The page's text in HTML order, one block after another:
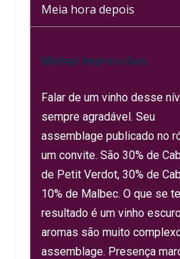
Meia hora depois
Minhas impressões
Falar de um vinho desse
sempre agradável. Seu
assemblage publicado no
um convite. São 30% de
de Petit Verdot, 30% de
10% de Malbec. O que se
resultado é um vinho
aromas são muito
assemblage. Presença